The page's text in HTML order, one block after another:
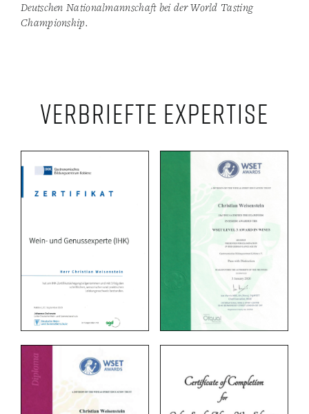
Deutschen Nationalmannschaft bei der World Tasting
Championship.
Verbriefte Expertise